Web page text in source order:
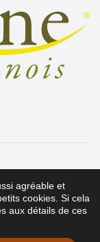
|Mentions légales
agréable et
cookies. Si cela
aux détails de ces